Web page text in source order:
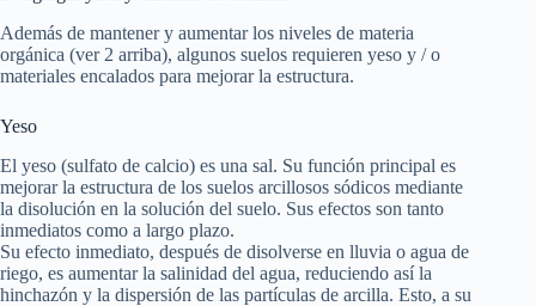
Además de mantener y aumentar los niveles de materia
orgánica (ver 2 arriba), algunos suelos requieren yeso y / o
materiales encalados para mejorar la estructura.
Yeso
El yeso (sulfato de calcio) es una sal. Su función principal es
mejorar la estructura de los suelos arcillosos sódicos mediante
la disolución en la solución del suelo. Sus efectos son tanto
inmediatos como a largo plazo.
Su efecto inmediato, después de disolverse en lluvia o agua de
riego, es aumentar la salinidad del agua, reduciendo así la
hinchazón y la dispersión de las partículas de arcilla. Esto, a su